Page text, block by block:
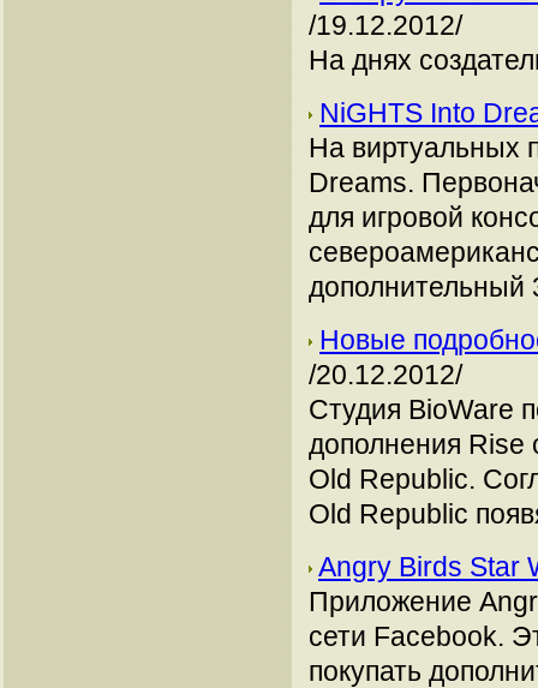
/19.12.2012/
На днях
NiGHTS Into
На виртуальных
Dreams.
для игровой
дополнительный
Новые
/20.12.2012/
Студия BioWare
дополнения Rise
Old Republic.
Old Republic
Angry Birds Star
Приложение
сети Facebook.
покупать